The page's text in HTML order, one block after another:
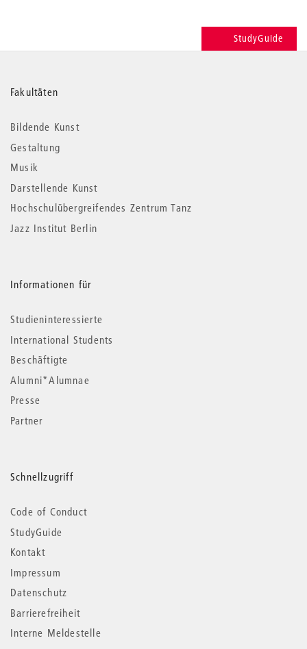
StudyGuide
Weitere
Informationen
Fakultäten
Bildende Kunst
Gestaltung
Musik
Darstellende Kunst
Hochschulübergreifendes Zentrum Tanz
Jazz Institut Berlin
Informationen für
Studieninteressierte
International Students
Beschäftigte
Alumni*Alumnae
Presse
Partner
Schnellzugriff
Code of Conduct
StudyGuide
Kontakt
Impressum
Datenschutz
Barrierefreiheit
Interne Meldestelle